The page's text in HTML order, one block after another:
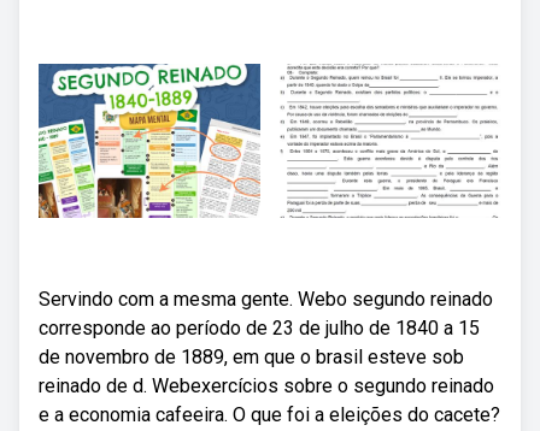
Servindo com a mesma gente. Webo segundo reinado
corresponde ao período de 23 de julho de 1840 a 15
de novembro de 1889, em que o brasil esteve sob
reinado de d. Webexercícios sobre o segundo reinado
e a economia cafeeira. O que foi a eleições do cacete?